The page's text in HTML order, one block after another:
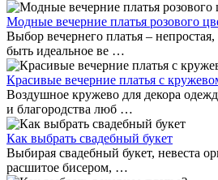
Модные вечерние платья розового
Выбор вечернего платья –
быть идеальное ве …
Красивые вечерние платья с
Воздушное кружево для декора
и благородства люб …
Как выбрать свадебный букет
Выбирая свадебный букет, невеста
расшитое бисером, …